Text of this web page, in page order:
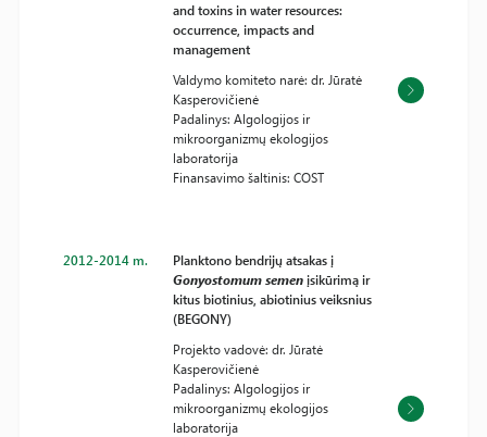
and toxins in water resources:
occurrence, impacts and
management
Valdymo komiteto narė: dr. Jūratė
Kasperovičienė
Padalinys: Algologijos ir
mikroorganizmų ekologijos
laboratorija
Finansavimo šaltinis: COST
2012-2014 m.
Planktono bendrijų atsakas į
Gonyostomum semenįsikūrimą ir
kitus biotinius, abiotinius veiksnius
(BEGONY)
Projekto vadovė: dr. Jūratė
Kasperovičienė
Padalinys: Algologijos ir
mikroorganizmų ekologijos
laboratorija